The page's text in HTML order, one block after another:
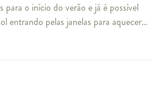
para o início do verão e já é possível
entrando pelas janelas para aquecer
nesse clima delicioso, nas
passeio